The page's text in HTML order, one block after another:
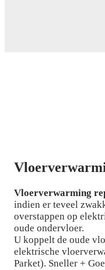
Vloerverwarming
indien er teveel
overstappen op
oude ondervloer.
U koppelt de oude
elektrische
Parket). Sneller +